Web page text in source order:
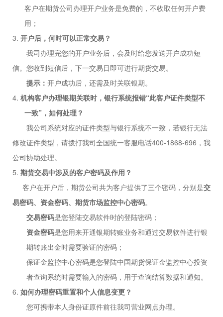
客户在期货公司办理开户业务是免费的，不收取任何开户费
用；
3. 开户后，何时可以正常交易？
我司办理完您的开户业务后，会及时给您发送开户成功短
信。您收到短信后，下一交易日即可进行期货交易。
提示： 开户成功后，还需及时关联银期。
4. 机构客户办理银期关联时，银行系统报错“此客户证件类型不
一致”，如何处理？
我公司系统对应的证件类型与银行系统不一致，若银行无法
修改证件类型，请拨打我司全国统一客服电话400-1868-696 ，我
公司协助处理。
5. 期货交易中涉及的客户密码及作用 ？
客户在开户后， 期货公司共为客户提供了三个密码，分别是交
易密码、资金密码、期货市场监控中心密码。
交易密码是您登陆交易软件时的登陆密码；
资金密码是您用来开通银期转账业务和通过交易软件进行银
期转账出金时需要验证的密码；
保证金监控中心密码是您登陆中国期货保证金监控中心投资
者查询系统时需要输入的密码，用于查询结算数据和通知。
6. 如何办理密码重置和个人信息变更？
您可携带本人身份证原件前往我司营业网点办理。